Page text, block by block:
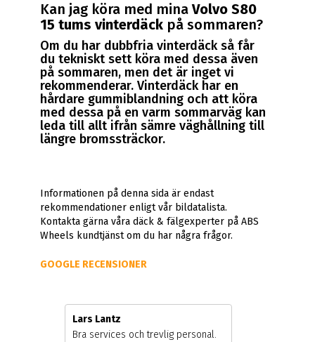
Kan jag köra med minaVolvo S80
15 tums vinterdäck på sommaren?
Om du har dubbfria vinterdäck så får
du tekniskt sett köra med dessa även
på sommaren, men det är inget vi
rekommenderar. Vinterdäck har en
hårdare gummiblandning och att köra
med dessa på en varm sommarväg kan
leda till allt ifrån sämre väghållning till
längre bromssträckor.
Informationen på denna sida är endast
rekommendationer enligt vår bildatalista.
Kontakta gärna våra däck & fälgexperter på ABS
Wheels kundtjänst om du har några frågor.
GOOGLE RECENSIONER
Lars Lantz
Bra services och trevlig personal.